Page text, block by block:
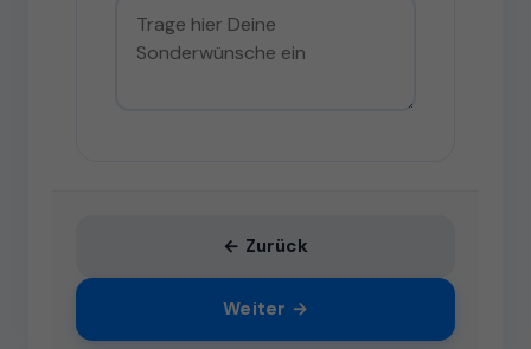
← Zurück
Weiter →